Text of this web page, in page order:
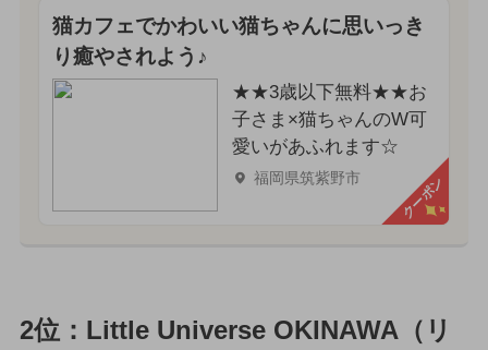
猫カフェでかわいい猫ちゃんに思いっき
り癒やされよう♪
★★3歳以下無料★★お
子さま×猫ちゃんのW可
愛いがあふれます☆
福岡県筑紫野市 クーポン
2位：Little Universe OKINAWA（リ